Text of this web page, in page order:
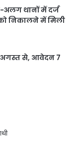
थानों में दर्ज
निकालने में मिली
अगस्त से, आवेदन 7